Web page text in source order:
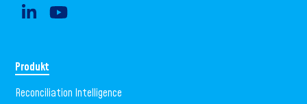
Produkt
Reconciliation Intelligence